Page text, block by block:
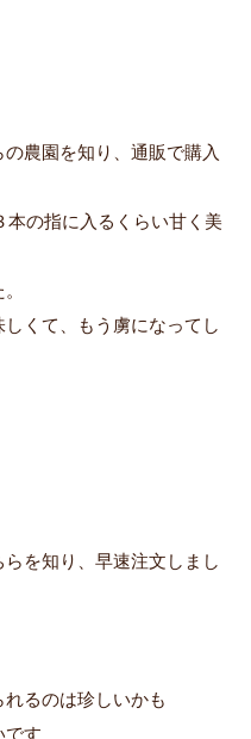
農園を知り、通販で購入
本の指に入るくらい甘く美
くて、もう虜になってし
を知り、早速注文しまし
るのは珍しいかも
です